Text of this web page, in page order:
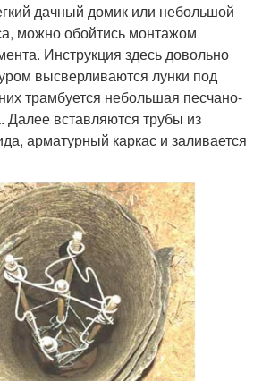
дачный домик или небольшой
можно обойтись монтажом
Инструкция здесь довольно
высверливаются лунки под
трамбуется небольшая песчано-
Далее вставляются трубы из
арматурный каркас и заливается